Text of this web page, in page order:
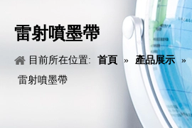
雷射噴墨帶
目前所在位置: 首頁 » 產品展示 »
雷射噴墨帶